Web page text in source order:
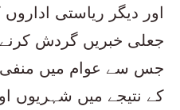
اور دیگر ریاستی اداروں
جعلی خبریں گردش کرنے
جس سے عوام میں منفی
کے نتیجے میں شہریوں